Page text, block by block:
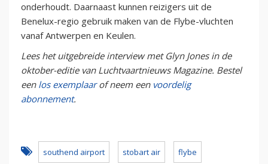
onderhoudt. Daarnaast kunnen reizigers uit de
Benelux-regio gebruik maken van de Flybe-vluchten
vanaf Antwerpen en Keulen.
Lees het uitgebreide interview met Glyn Jones in de
oktober-editie van Luchtvaartnieuws Magazine. Bestel
een los exemplaarof neem een voordelig
abonnement.
southend airport stobart air flybe